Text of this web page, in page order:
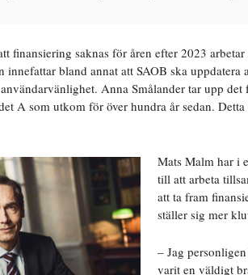
finansiering saknas för åren efter 2023
innefattar bland annat att SAOB ska
Anna Smålander tar upp
A som utkom för över hundra år sedan.
Mats Malm har i
till att arbeta
att ta fram
ställer sig mer
– Jag
varit en väldigt